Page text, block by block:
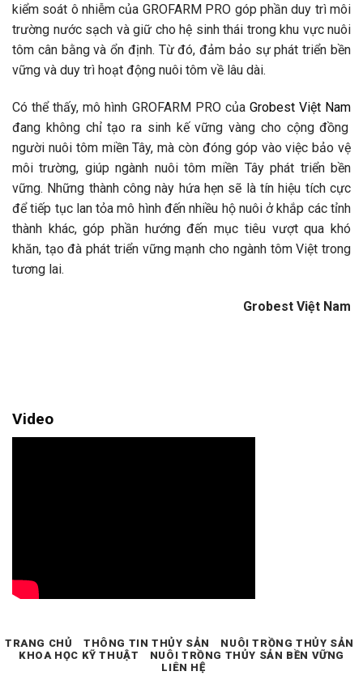
kiểm soát ô nhiễm của GROFARM PRO góp phần duy trì môi
trường nước sạch và giữ cho hệ sinh thái trong khu vực nuôi
tôm cân bằng và ổn định. Từ đó, đảm bảo sự phát triển bền
vững và duy trì hoạt động nuôi tôm về lâu dài.
Có thể thấy, mô hình GROFARM PRO của Grobest Việt Nam
đang không chỉ tạo ra sinh kế vững vàng cho cộng đồng
người nuôi tôm miền Tây, mà còn đóng góp vào việc bảo vệ
môi trường, giúp ngành nuôi tôm miền Tây phát triển bền
vững. Những thành công này hứa hẹn sẽ là tín hiệu tích cực
để tiếp tục lan tỏa mô hình đến nhiều hộ nuôi ở khắp các tỉnh
thành khác, góp phần hướng đến mục tiêu vượt qua khó
khăn, tạo đà phát triển vững mạnh cho ngành tôm Việt trong
tương lai.
Grobest Việt Nam
Video
TRANG CHỦ THÔNG TIN THỦY SẢN
NUÔI TRỒNG THỦY SẢN
KHOA HỌC KỸ THUẬT
NUÔI TRỒNG THỦY SẢN BỀN VỮNG
LIÊN HỆ